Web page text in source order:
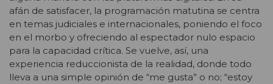
afán de satisfacer, la programación matutina se centra
en temas judiciales e internacionales, poniendo el foco
en el morbo y ofreciendo al espectador nulo espacio
para la capacidad crítica. Se vuelve, así, una
experiencia reduccionista de la realidad, donde todo
lleva a una simple opinión de “me gusta” o no; “estoy